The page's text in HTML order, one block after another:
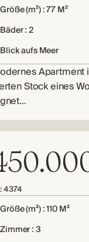
Größe (m²) : 77 M²
Bäder : 2
Blick aufs Meer
Apartment
Stock eines
4374
Größe (m²) : 110 M²
Zimmer : 3